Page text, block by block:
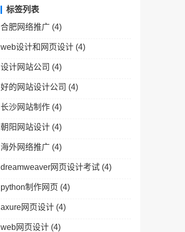
标签列表
合肥网络推广 (4)
web设计和网页设计 (4)
设计网站公司 (4)
好的网站设计公司 (4)
长沙网站制作 (4)
朝阳网站设计 (4)
海外网络推广 (4)
dreamweaver网页设计考试 (4)
python制作网页 (4)
axure网页设计 (4)
web网页设计 (4)